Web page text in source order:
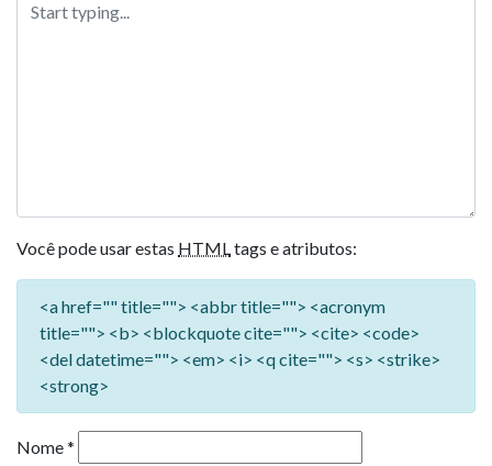
Você pode usar estas HTMLtags e atributos:
<a href="" title=""> <abbr title=""> <acronym
title=""> <b> <blockquote cite=""> <cite> <code>
<del datetime=""> <em> <i> <q cite=""> <s> <strike>
<strong>
Nome*